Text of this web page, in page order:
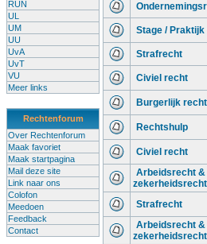
RUN
UL
UM
UU
UvA
UvT
VU
Meer links
Rechtenforum
Over Rechtenforum
Maak favoriet
Maak startpagina
Mail deze site
Link naar ons
Colofon
Meedoen
Feedback
Contact
Stage /
Strafrecht
Civiel recht
Burgerlijk recht
Rechtshulp
Civiel recht
Arbeidsrecht &
zekerheidsrecht
Strafrecht
Arbeidsrecht &
zekerheidsrecht